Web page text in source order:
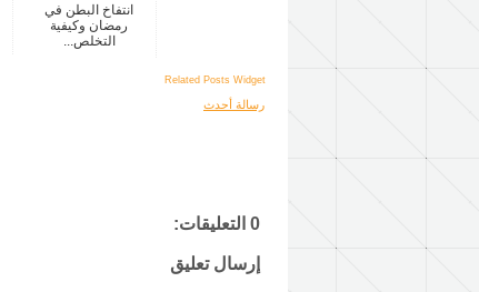
انتفاخ البطن في
رمضان وكيفية
التخلص...
Related Posts Widget
رسالة أحدث
0 التعليقات:
إرسال تعليق